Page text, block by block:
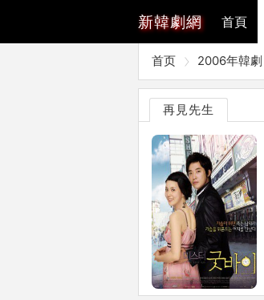
新韓劇網 首頁
首页 2006年韓劇
再見先生